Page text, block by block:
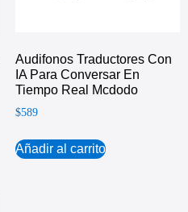
Audifonos Traductores Con
IA Para Conversar En
Tiempo Real Mcdodo
$589
Añadir al carrito